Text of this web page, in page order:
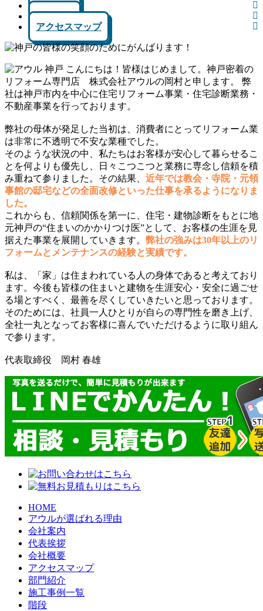
会社概要
代表挨拶
アクセスマップ
こんにちは！皆様はじめまして。神戸密着の
リフォーム専門店 株式会社アウルの岡村と申します。 弊
社は神戸市内を中心に住宅リフォーム事業・住宅診断業務・
不動産事業を行っております。
弊社の母体が発足した当初は、消費者にとってリフォーム業
は非常に不透明で不安な業種でした。
そのような状況の中、私たちはお客様が安心して暮らせるこ
とを何よりも優先し、日々こつこつと業務に専念し信頼を積
み重ねて参りました。その結果、 近年では教会・寺院・元領
事館の邸宅などの全面改修といった仕事を承るようになりま
した。
これからも、信頼関係を第一に、住宅・建物診断をもとに地
元神戸の“住まいのかかりつけ医”として、お客様の生涯を見
据えた事業を展開していきます。 弊社の強みは30年以上のリ
フォームとメンテナンスの経験と実績です。
私は、「家」は住まわれている人の身体であると考えており
ます。今後も皆様の住まいと建物を生涯安心・安全に過ごせ
る場とすべく、最善を尽くしていきたいと思っております。
そのためには、社員一人ひとりが自らの専門性を磨き上げ、
全社一丸となってお客様に喜んでいただけるように取り組ん
で参ります。
代表取締役 岡村 春雄
HOME
アウルが選ばれる理由
会社案内
代表挨拶
会社概要
アクセスマップ
部門紹介
施工事例一覧
階段